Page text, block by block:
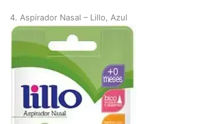
4. Aspirador Nasal – Lillo, Azul